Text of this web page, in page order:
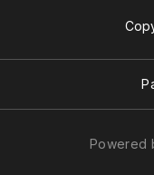
Powered